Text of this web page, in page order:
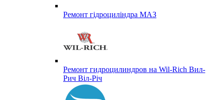
Ремонт гідроциліндра МАЗ
Ремонт гидроцилиндров на Wil-Rich Вил-
Рич Віл-Річ